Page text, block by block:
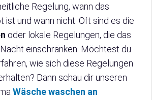
Regelung, wann das
ist und wann nicht. Oft sind es die
oder lokale Regelungen, die das
einschränken. Möchtest du
wie sich diese Regelungen
Dann schau dir unseren
Wäsche waschen an